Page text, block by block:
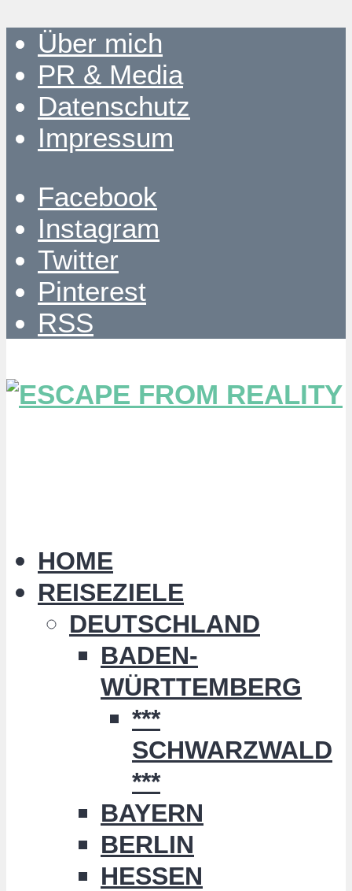
Über mich
PR & Media
Datenschutz
Impressum
Facebook
Instagram
Twitter
Pinterest
RSS
HOME
REISEZIELE
DEUTSCHLAND
BADEN-
WÜRTTEMBERG
***
SCHWARZWALD
***
BAYERN
BERLIN
HESSEN